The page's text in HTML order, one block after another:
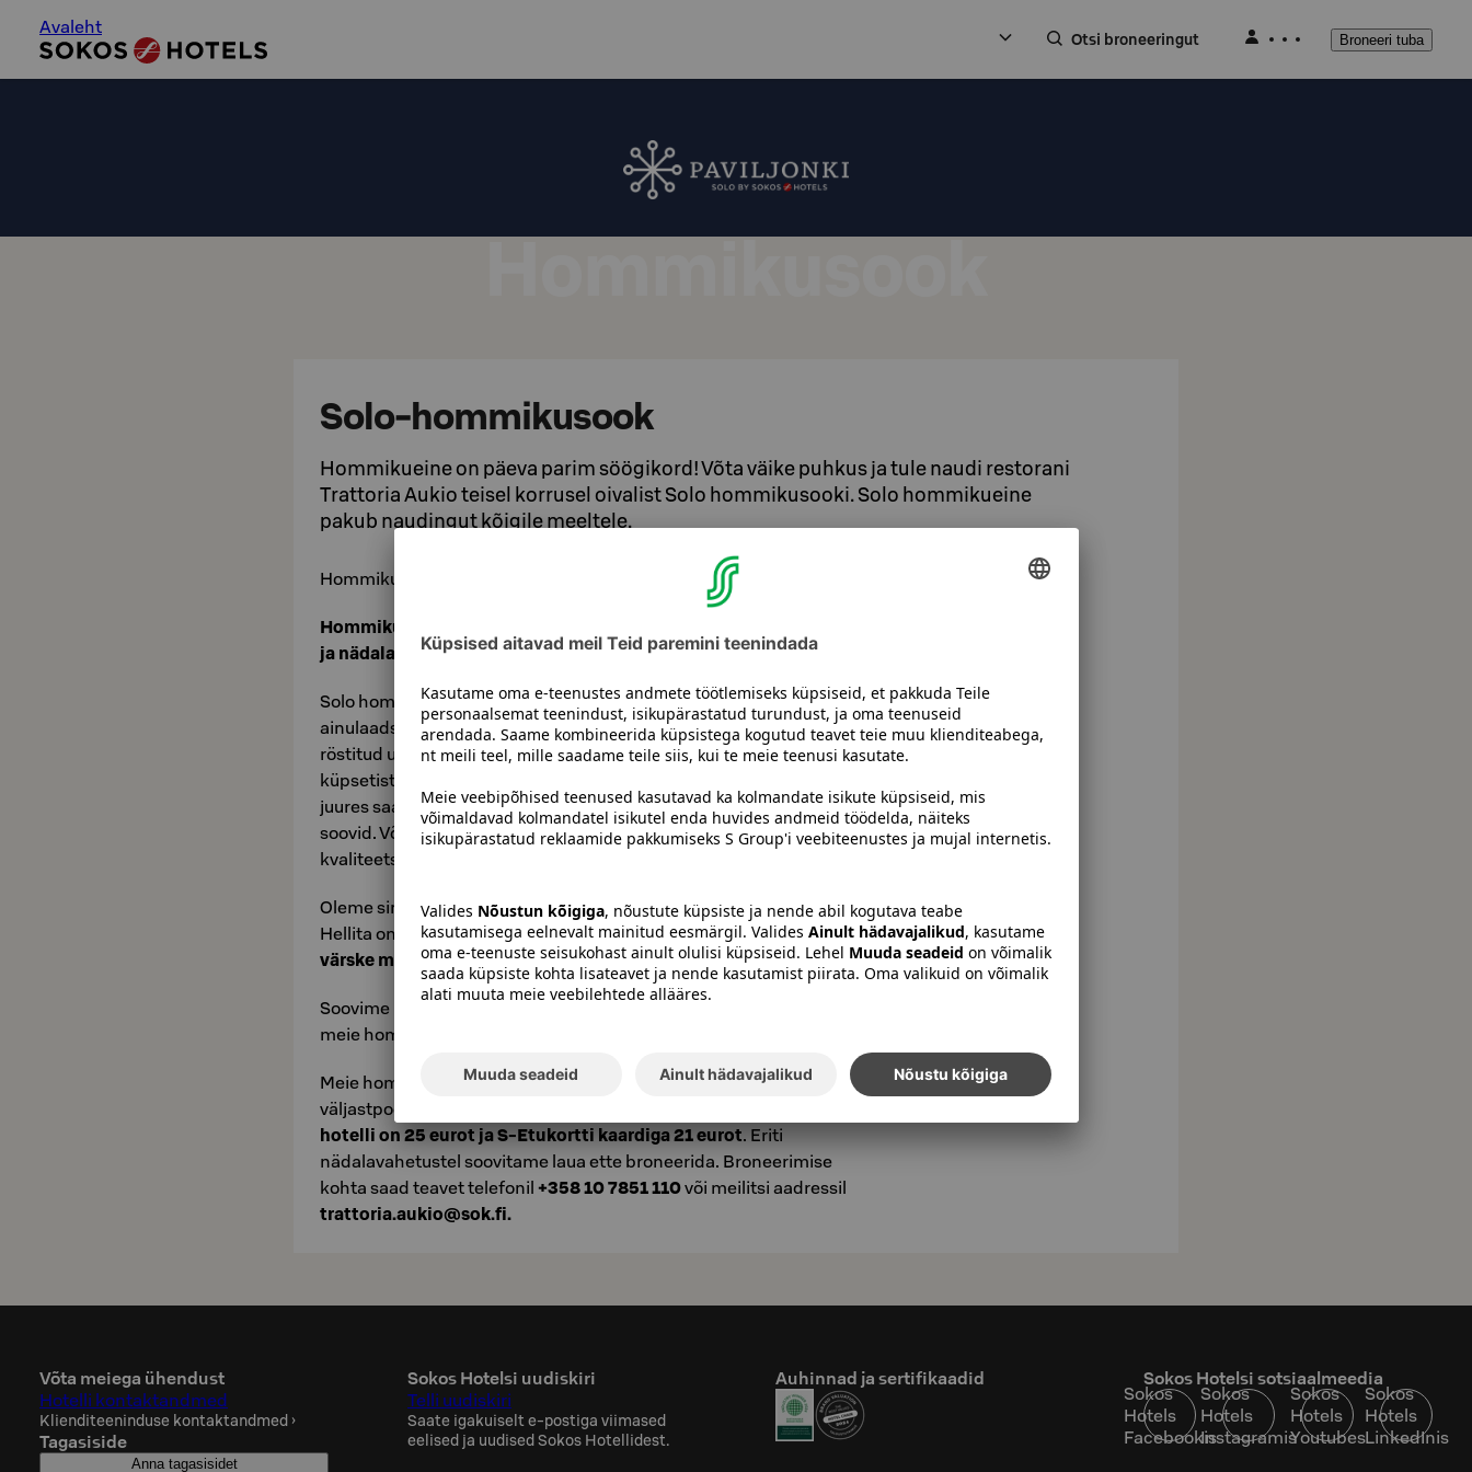
Avaleht
Otsi broneeringut Broneeri tuba
Hommikusook
Solo-hommikusook
Hommikueine on päeva parim söögikord! Võta väike puhkus ja tule naudi restorani
Trattoria Aukio teisel korrusel oivalist Solo hommikusooki. Solo hommikueine
pakub naudingut kõigile meeltele.
Hommikueine on päeva parim söögikord!
Hommikusooki serveeritakse esmaspäevast reedeni kl 06.15–10
ja nädalavahetustel kl 7.30–12.
Solo hommikueine pakub naudingut kõigile meeltele. Meie
ainulaadse hommikusoogi valmistab meie võluv personal värskelt
röstitud ubadest keedetud kohvist, kohapeal küpsetatud
küpsetistest ja mitmekesistest kohalike toodete valikust. Meie
juures saad lauda serveerituna nautida just sellist kohvi nagu
soovid. Või meeldib sulle hoopis tee? Meie valikus leidub mitmeid
kvaliteetseid kannuteesid.
Oleme sinu hommikueinesse valinud hooaja parimad tooted.
Hellita oma maitsemeeli näiteks kohalikud Ylä-Porkkala talu
värske maasika-rabarberimahlaga.Vägagi võimalik.
Soovime pakkuda hea ja toitva päeva alguse kõigile, seepärast on
meie hommikusoogilaual rikkalik valik ka eridieetide järgijaile.
Meie hommikusööki on teretulnud nautima ka gurmaanid
väljastpoolt hotelli.
hotelli on 25 eurot ja S-Etukortti kaardiga 21 eurot. Eriti
nädalavahetustel soovitame laua ette broneerida. Broneerimise
kohta saad teavet telefonil +358 10 7851 110või meilitsi aadressil
trattoria.aukio@sok.fi.
Võta meiega ühendust
Hotelli kontaktandmed
Klienditeeninduse kontaktandmed ›
Tagasiside
Anna tagasisidet
Sokos Hotelsi uudiskiri
Telli uudiskiri
Saate igakuiselt e-postiga viimased
eelised ja uudised Sokos Hotellidest.
Auhinnad ja sertifikaadid Sokos Hotelsi sotsiaalmeedia
Sokos
Hotels
Facebookis
Sokos
Hotels
Instagramis
Sokos
Hotels
Youtubes
Sokos
Hotels
LinkedInis